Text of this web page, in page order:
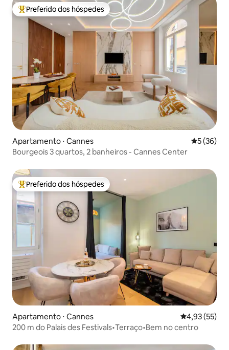
Entre os melhores preferidos dos hóspedes
Preferido dos hóspedes
Apartamento ⋅ Cannes 5 de uma
5 (36)
Bourgeois 3 quartos, 2 banheiros - Cannes Center
Entre os melhores preferidos dos hóspedes
Preferido dos hóspedes
Apartamento ⋅ Cannes 4,93 de uma
4,93 (55)
200 m do Palais des Festivals•Terraço•Bem no centro